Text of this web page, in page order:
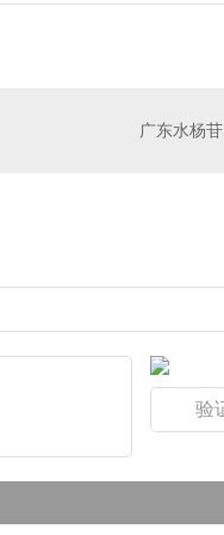
广东水杨苷